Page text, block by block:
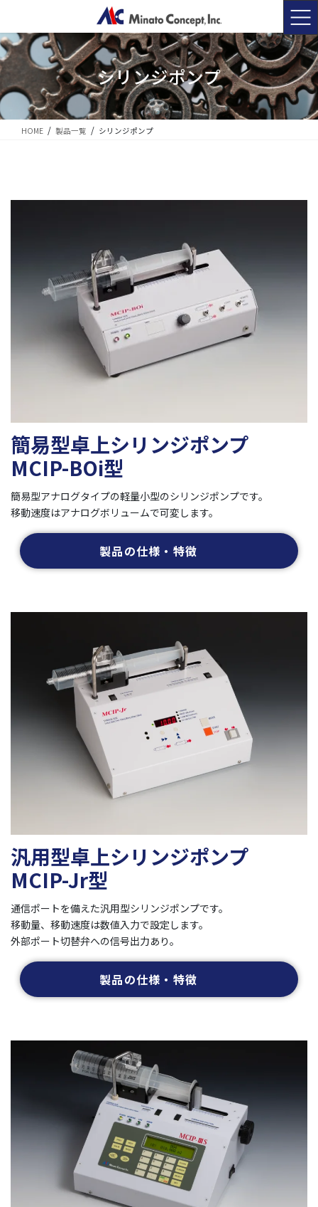
テ
ン
ツ
移
動
ゲ
ー
シ
ン
に
シリンジポンプ
HOME 製品一覧 シリンジポンプ
簡易型卓上シリンジポンプ
MCIP-BOi型
簡易型アナログタイプの軽量小型のシリンジポンプです。
移動速度はアナログボリュームで可変します。
製品の仕様・特徴
汎用型卓上シリンジポンプ
MCIP-Jr型
通信ポートを備えた汎用型シリンジポンプです。
移動量、移動速度は数値入力で設定します。
外部ポート切替弁への信号出力あり。
製品の仕様・特徴